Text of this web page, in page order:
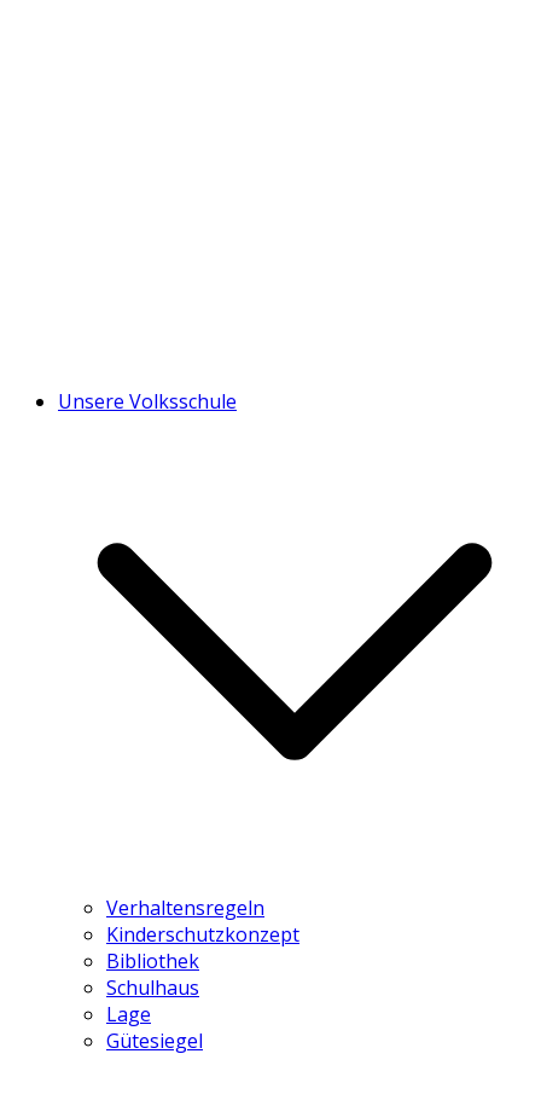
Unsere Volksschule
Verhaltensregeln
Kinderschutzkonzept
Bibliothek
Schulhaus
Lage
Gütesiegel